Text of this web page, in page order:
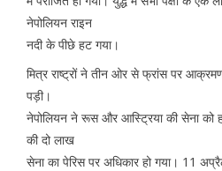
नेपोलियन राइन
नदी के पीछे हट गया।
मित्र राष्ट्रों ने तीन ओर से फ्रांस पर
पड़ी।
नेपोलियन ने रूस और आस्ट्रिया की सेना को
की दो लाख
सेना का पेरिस पर अधिकार हो गया। 11